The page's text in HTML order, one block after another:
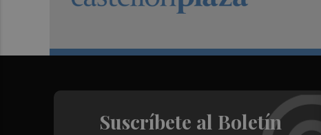
Suscríbete al Boletín